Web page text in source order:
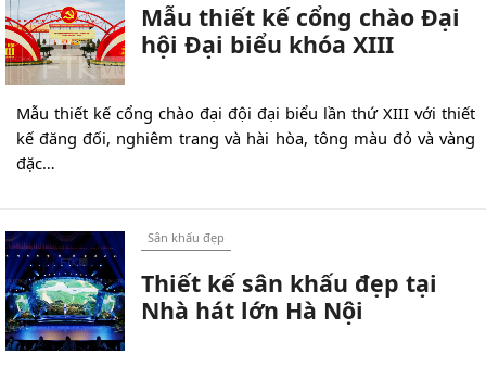
Mẫu thiết kế cổng chào Đại
hội Đại biểu khóa XIII
Mẫu thiết kế cổng chào đại đội đại biểu lần thứ XIII với thiết
kế đăng đối, nghiêm trang và hài hòa, tông màu đỏ và vàng
đặc…
Sân khấu đẹp
Thiết kế sân khấu đẹp tại
Nhà hát lớn Hà Nội